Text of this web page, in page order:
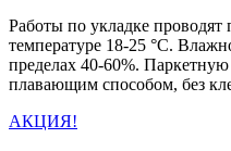
Работы по укладке
температуре 18-25 °C.
пределах 40-60%.
плавающим способом, без
АКЦИЯ!